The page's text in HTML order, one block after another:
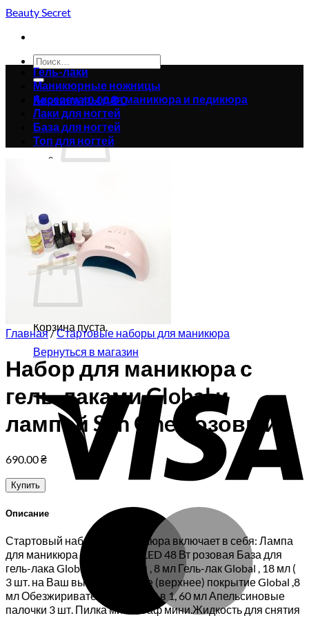
Skip
content
Beauty Secret
Искать:
Корзина /0.00₴0
0
Корзина
Корзина пуста.
Вернуться в магазин
Гель-лаки
Маникюрные ножницы
Аксессуары для маникюра и педикюра
Лаки для ногтей
База для ногтей
Топ для ногтей
Главная/Стартовые наборы для маникюра
Набор для маникюра с
гель-лаками Global и
лампой Sun One розовый
690.00₴
Купить
Описание
Стартовый набор для маникюра включает в себя: Лампа
для маникюра Sun One UV/LED 48 Вт розовая База для
гель-лака Global каучуковая , 8 мл Гель-лак Global , 18 мл (
3 шт. на Ваш выбор) Топовое (верхнее) покрытие Global ,8
мл Обезжириватель Фурман 3 в 1, 60 мл Апельсиновые
палочки 3 шт. Пилка мини. Баф мини.Жидкость для снятия